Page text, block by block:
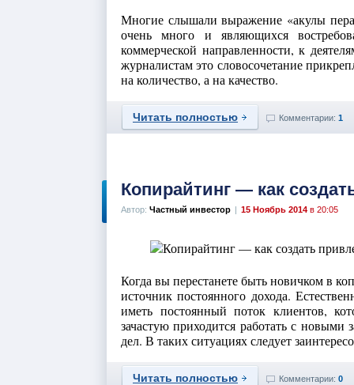
Многие слышали выражение «акулы
очень много и являющихся
коммерческой направленности, к
журналистам это словосочетание
на количество, а на качество.
Читать полностью Комментарии: 1
Копирайтинг — как
Автор: Частный инвестор | 15 Ноябрь 2014 в 20:05
Когда вы перестанете быть новичком в
источник постоянного дохода.
иметь постоянный поток клиентов,
зачастую приходится работать с
дел. В таких ситуациях следует
Читать полностью Комментарии: 0